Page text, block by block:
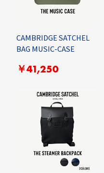
CAMBRIDGE SATCHEL
BAG MUSIC-CASE
￥41,250